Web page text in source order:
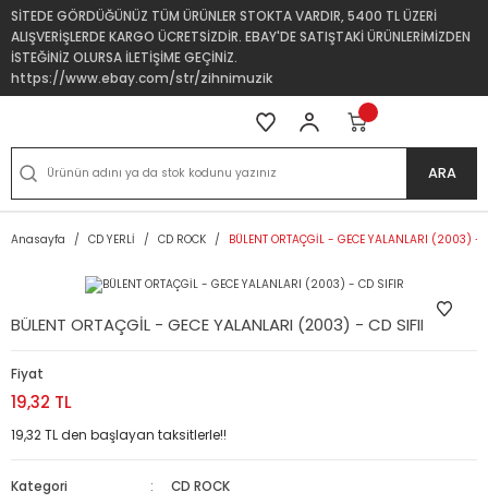
SİTEDE GÖRDÜĞÜNÜZ TÜM ÜRÜNLER STOKTA VARDIR, 5400 TL ÜZERİ
ALIŞVERİŞLERDE KARGO ÜCRETSİZDİR. EBAY'DE SATIŞTAKİ ÜRÜNLERİMİZDEN
İSTEĞİNİZ OLURSA İLETİŞİME GEÇİNİZ.
https://www.ebay.com/str/zihnimuzik
ARA
Anasayfa CD YERLİ CD ROCK BÜLENT ORTAÇGİL - GECE YALANLARI (2003) -
BÜLENT ORTAÇGİL - GECE YALANLARI (2003) - CD SIFIR
Fiyat
19,32 TL
19,32 TL den başlayan taksitlerle!!
Kategori
CD ROCK